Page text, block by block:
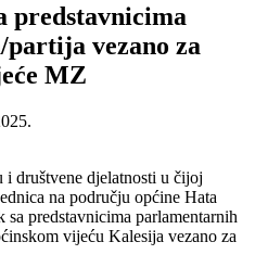
predstavnicima
vezano za
MZ
i društvene djelatnosti u čijoj
na području općine Hata
predstavnicima parlamentarnih
vijeću Kalesija vezano za